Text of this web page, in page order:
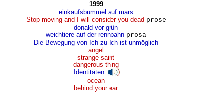
1999
einkaufsbummel auf mars
Stop moving and I will consider you dead prose
donald vor grün
weichtiere auf der rennbahn prosa
Die Bewegung von Ich zu Ich ist unmöglich
angel
strange saint
dangerous thing
Identitäten
ocean
behind your ear